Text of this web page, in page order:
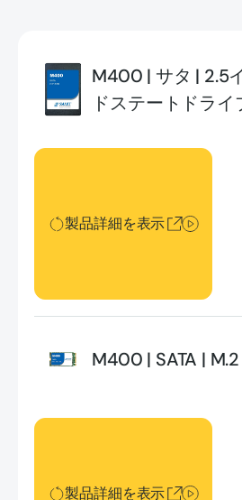
M400 | サタ | 2.5
ドステートドライ
製品詳細を表示
製品詳細を表示
M400 | SATA |
製品詳細を表示
製品詳細を表示